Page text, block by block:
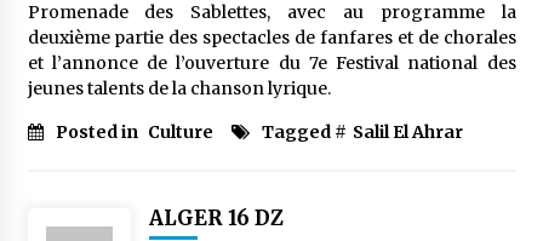
Promenade des Sablettes, avec au programme la
deuxième partie des spectacles de fanfares et de chorales
et l’annonce de l’ouverture du 7e Festival national des
jeunes talents de la chanson lyrique.
Posted in Culture Tagged # Salil El Ahrar
ALGER 16 DZ